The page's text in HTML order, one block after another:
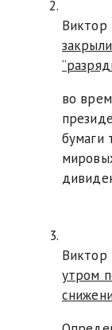
Виктор
во
бумаги
Виктор
утром